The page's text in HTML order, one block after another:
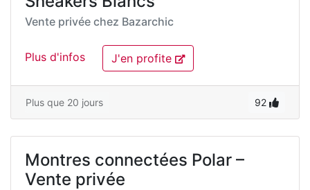
Vente privée chez Bazarchic
Plus d'infos J'en profite
Plus que 20 jours 92
Montres connectées Polar –
Vente privée